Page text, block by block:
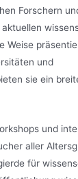
Forschern
Weise
und
sie ein
und
aller
für